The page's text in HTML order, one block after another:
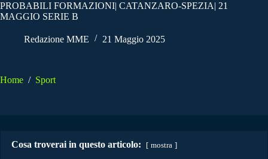
PROBABILI FORMAZIONI| CATANZARO-SPEZIA| 21
MAGGIO SERIE B
Redazione MME 21 Maggio 2025
Home / Sport
Cosa troverai in questo articolo: mostra